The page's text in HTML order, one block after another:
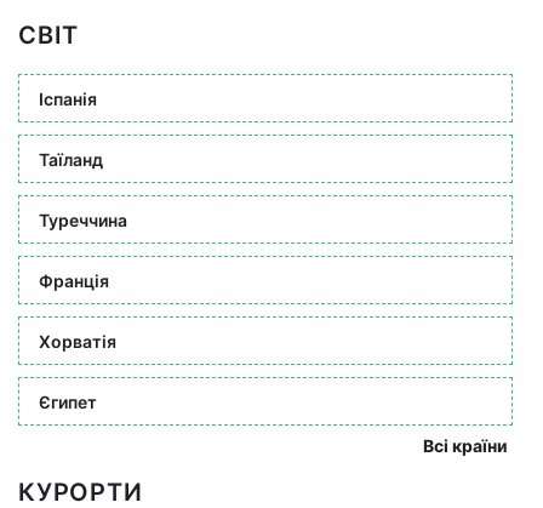
СВІТ
Іспанія
Таїланд
Туреччина
Франція
Хорватія
Єгипет
Всі країни
КУРОРТИ